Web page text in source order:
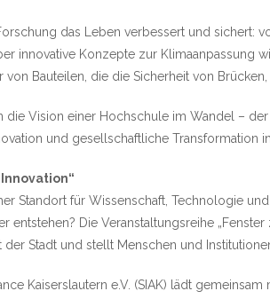
das Leben verbessert und sichert:
innovative Konzepte zur Klimaanpassung
Bauteilen, die die Sicherheit von
die Vision einer Hochschule im Wandel –
und gesellschaftliche Transformation
Standort für Wissenschaft, Technologie
entstehen? Die Veranstaltungsreihe
Stadt und stellt Menschen und
Kaiserslautern e.V. (SIAK) lädt